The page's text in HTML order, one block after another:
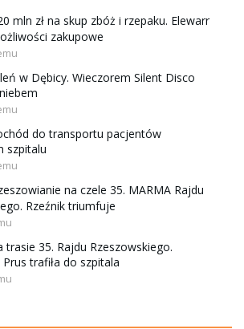
mln zł na skup zbóż i rzepaku. Elewarr
zakupowe
w Dębicy. Wieczorem Silent Disco
do transportu pacjentów
szpitalu
na czele 35. MARMA Rajdu
Rzeźnik triumfuje
trasie 35. Rajdu Rzeszowskiego.
trafiła do szpitala